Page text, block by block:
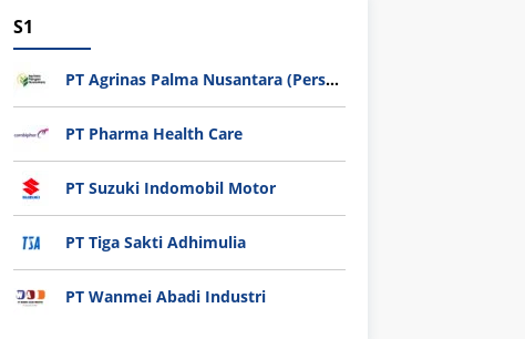
S1
PT Agrinas Palma Nusantara (Persero)
PT Pharma Health Care
PT Suzuki Indomobil Motor
PT Tiga Sakti Adhimulia
PT Wanmei Abadi Industri